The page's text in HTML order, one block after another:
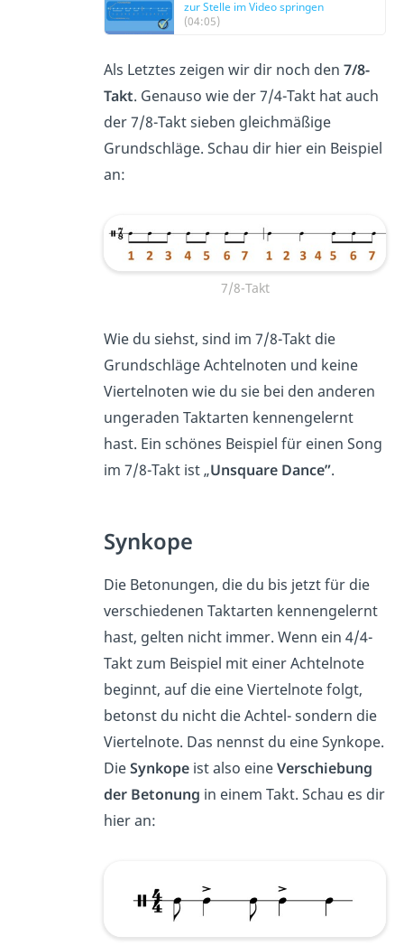
zur Stelle im Video springen
(04:05)
Als Letztes zeigen wir dir noch den 7/8-
Takt. Genauso wie der 7/4-Takt hat auch
der 7/8-Takt sieben gleichmäßige
Grundschläge. Schau dir hier ein Beispiel
an:
7/8-Takt
Wie du siehst, sind im 7/8-Takt die
Grundschläge Achtelnoten und keine
Viertelnoten wie du sie bei den anderen
ungeraden Taktarten kennengelernt
hast. Ein schönes Beispiel für einen Song
im 7/8-Takt ist „Unsquare Dance”.
Synkope
Die Betonungen, die du bis jetzt für die
verschiedenen Taktarten kennengelernt
hast, gelten nicht immer. Wenn ein 4/4-
Takt zum Beispiel mit einer Achtelnote
beginnt, auf die eine Viertelnote folgt,
betonst du nicht die Achtel- sondern die
Viertelnote. Das nennst du eine Synkope.
DieSynkope ist also eineVerschiebung
der Betonung in einem Takt. Schau es dir
hier an: